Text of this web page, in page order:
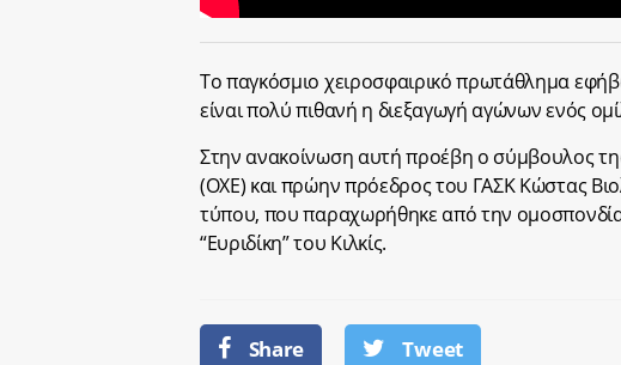
Το παγκόσμιο χειροσφαιρικό πρωτάθλημα
είναι πολύ πιθανή η διεξαγωγή αγώνων ενός
Στην ανακοίνωση αυτή προέβη ο σύμβουλος
(ΟΧΕ) και πρώην πρόεδρος του ΓΑΣΚ Κώστας
τύπου, που παραχωρήθηκε από την
“Ευριδίκη” του Κιλκίς.
Share Tweet